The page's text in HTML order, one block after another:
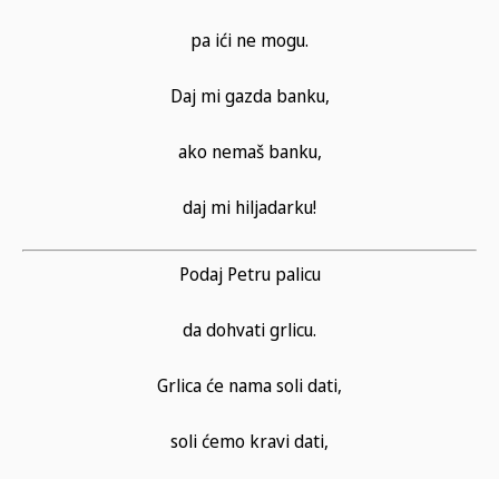
pa ići ne mogu.
Daj mi gazda banku,
ako nemaš banku,
daj mi hiljadarku!
Podaj Petru palicu
da dohvati grlicu.
Grlica će nama soli dati,
soli ćemo kravi dati,